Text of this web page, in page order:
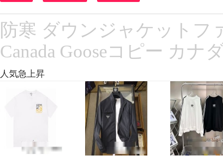
防寒 ダウンジャケットフ
Canada Gooseコピー カナ
人気急上昇